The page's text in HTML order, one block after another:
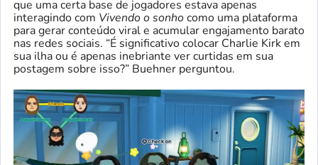
que uma certa base de jogadores estava apenas
interagindo com Vivendo o sonhocomo uma plataforma
para gerar conteúdo viral e acumular engajamento barato
nas redes sociais. “É significativo colocar Charlie Kirk em
sua ilha ou é apenas inebriante ver curtidas em sua
postagem sobre isso?” Buehner perguntou.